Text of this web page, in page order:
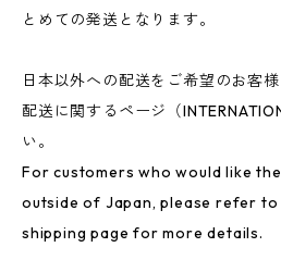
とめての発送となります。
日本以外への配送をご希望のお客
配送に関するページ（
い。
For customers who would like
outside of Japan, please refer
shipping page for more details.